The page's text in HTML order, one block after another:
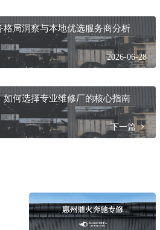
格局洞察与本地优选服务商分析
2026-06-28
如何选择专业维修厂的核心指南
下一篇